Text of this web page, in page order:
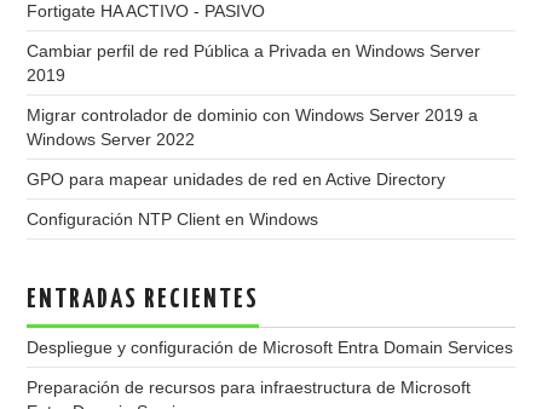
Fortigate HA ACTIVO - PASIVO
Cambiar perfil de red Pública a Privada en Windows Server
2019
Migrar controlador de dominio con Windows Server 2019 a
Windows Server 2022
GPO para mapear unidades de red en Active Directory
Configuración NTP Client en Windows
ENTRADAS RECIENTES
Despliegue y configuración de Microsoft Entra Domain Services
Preparación de recursos para infraestructura de Microsoft